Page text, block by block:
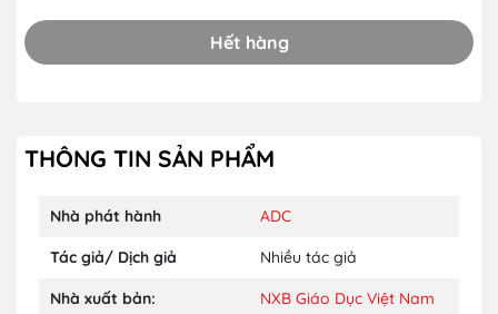
Hết hàng
THÔNG TIN SẢN PHẨM
Nhà phát hành ADC
Tác giả/ Dịch giả Nhiều tác giả
Nhà xuất bản: NXB Giáo Dục Việt Nam